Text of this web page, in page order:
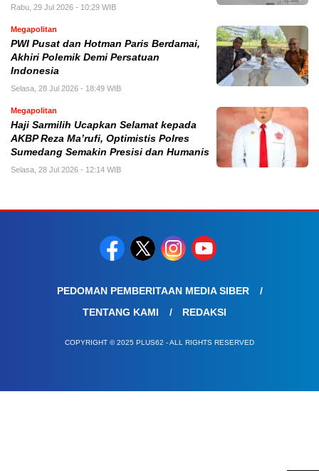
Rabu, 29 Jul 2026 - 10:29 WIB
Megapolitan
PWI Pusat dan Hotman Paris Berdamai,
Akhiri Polemik Demi Persatuan
Indonesia
Selasa, 28 Jul 2026 - 18:49 WIB
Megapolitan
Haji Sarmilih Ucapkan Selamat kepada
AKBP Reza Ma’rufi, Optimistis Polres
Sumedang Semakin Presisi dan Humanis
Selasa, 28 Jul 2026 - 12:14 WIB
PEDOMAN PEMBERITAAN MEDIA SIBER
TENTANG KAMI
REDAKSI
COPYRIGHT © 2025 PLUS62 - ALL RIGHTS RESERVED